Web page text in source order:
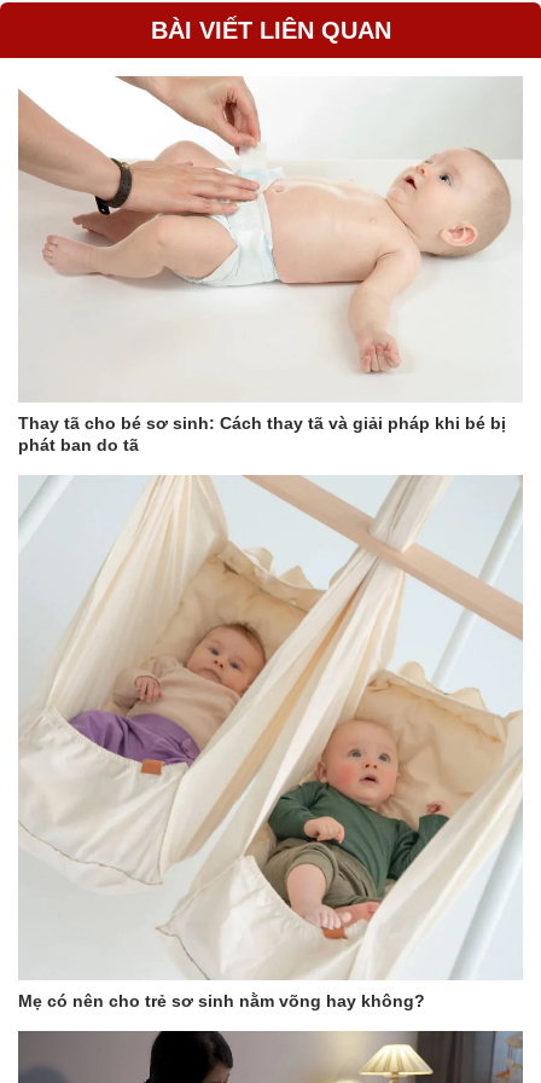
(PP) và Thermoplastic Rubber (TPR), không chứa BPA, chất độc
hại, không dính và an toàn cho trẻ em. Đạt tiêu chuẩn Châu Âu.
BÀI VIẾT LIÊN QUAN
Thay tã cho bé sơ sinh: Cách thay tã và giải pháp khi bé bị
phát ban do tã
Mẹ có nên cho trẻ sơ sinh nằm võng hay không?